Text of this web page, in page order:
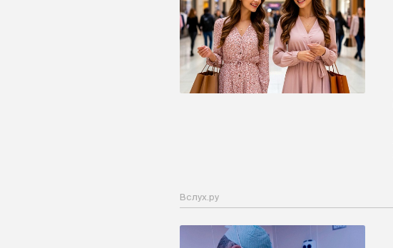
Вслух.ру